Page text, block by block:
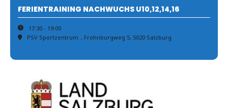
FERIENTRAINING NACHWUCHS U10,12,14,16
17:30 - 19:00
PSV Sportzentrum , Frohnburgweg 5, 5020 Salzburg